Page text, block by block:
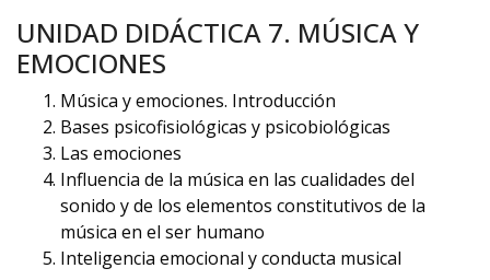
UNIDAD DIDÁCTICA 7. MÚSICA Y
EMOCIONES
Música y emociones. Introducción
Bases psicofisiológicas y psicobiológicas
Las emociones
Influencia de la música en las cualidades del
sonido y de los elementos constitutivos de la
música en el ser humano
Inteligencia emocional y conducta musical